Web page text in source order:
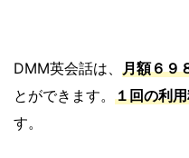
DMM英会話は、 月額６９
とができます。 １回の利
す。